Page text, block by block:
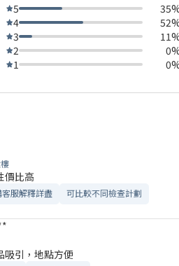
5
4
3
2
1
價比高
客服解釋詳盡 可比較不同檢查計劃
吸引，地點方便